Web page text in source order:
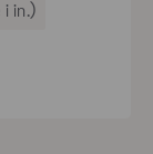
i in.)